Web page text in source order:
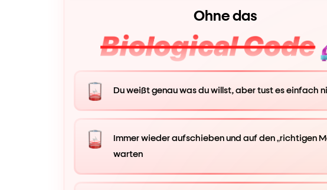
Ohne das
Du weißt genau was du willst, aber tust es einfach
Immer wieder aufschieben und auf den „richtigen
warten